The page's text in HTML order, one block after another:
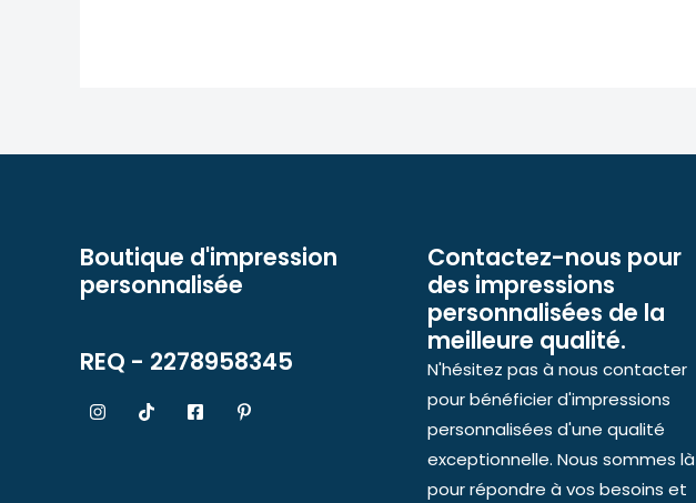
Boutique d'impression
personnalisée
REQ - 2278958345
Contactez-nous pour
des impressions
personnalisées de la
meilleure qualité.
N'hésitez pas à nous contacter
pour bénéficier d'impressions
personnalisées d'une qualité
exceptionnelle. Nous sommes là
pour répondre à vos besoins et